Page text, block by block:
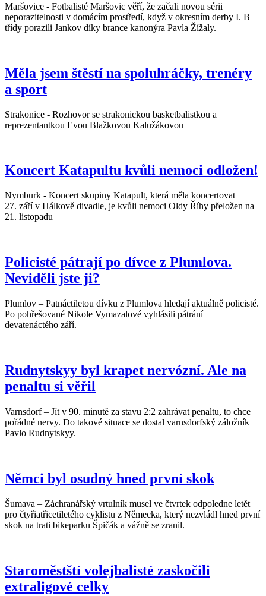
Maršovice - Fotbalisté Maršovic věří, že začali novou sérii
neporazitelnosti v domácím prostředí, když v okresním derby I. B
třídy porazili Jankov díky brance kanonýra Pavla Žížaly.
Měla jsem štěstí na spoluhráčky, trenéry
a sport
Strakonice - Rozhovor se strakonickou basketbalistkou a
reprezentantkou Evou Blažkovou Kalužákovou
Koncert Katapultu kvůli nemoci odložen!
Nymburk - Koncert skupiny Katapult, která měla koncertovat
27. září v Hálkově divadle, je kvůli nemoci Oldy Říhy přeložen na
21. listopadu
Policisté pátrají po dívce z Plumlova.
Neviděli jste ji?
Plumlov – Patnáctiletou dívku z Plumlova hledají aktuálně policisté.
Po pohřešované Nikole Vymazalové vyhlásili pátrání
devatenáctého září.
Rudnytskyy byl krapet nervózní. Ale na
penaltu si věřil
Varnsdorf – Jít v 90. minutě za stavu 2:2 zahrávat penaltu, to chce
pořádné nervy. Do takové situace se dostal varnsdorfský záložník
Pavlo Rudnytskyy.
Němci byl osudný hned první skok
Šumava – Záchranářský vrtulník musel ve čtvrtek odpoledne letět
pro čtyřiatřicetiletého cyklistu z Německa, který nezvládl hned první
skok na trati bikeparku Špičák a vážně se zranil.
Staroměstští volejbalisté zaskočili
extraligové celky